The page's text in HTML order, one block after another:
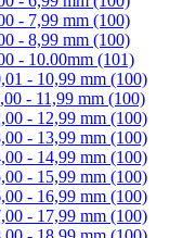
- 7,99 mm (100)
- 8,99 mm (100)
- 10.00mm (101)
- 10,99 mm (100)
- 11,99 mm (100)
- 12,99 mm (100)
- 13,99 mm (100)
- 14,99 mm (100)
- 15,99 mm (100)
- 16,99 mm (100)
- 17,99 mm (100)